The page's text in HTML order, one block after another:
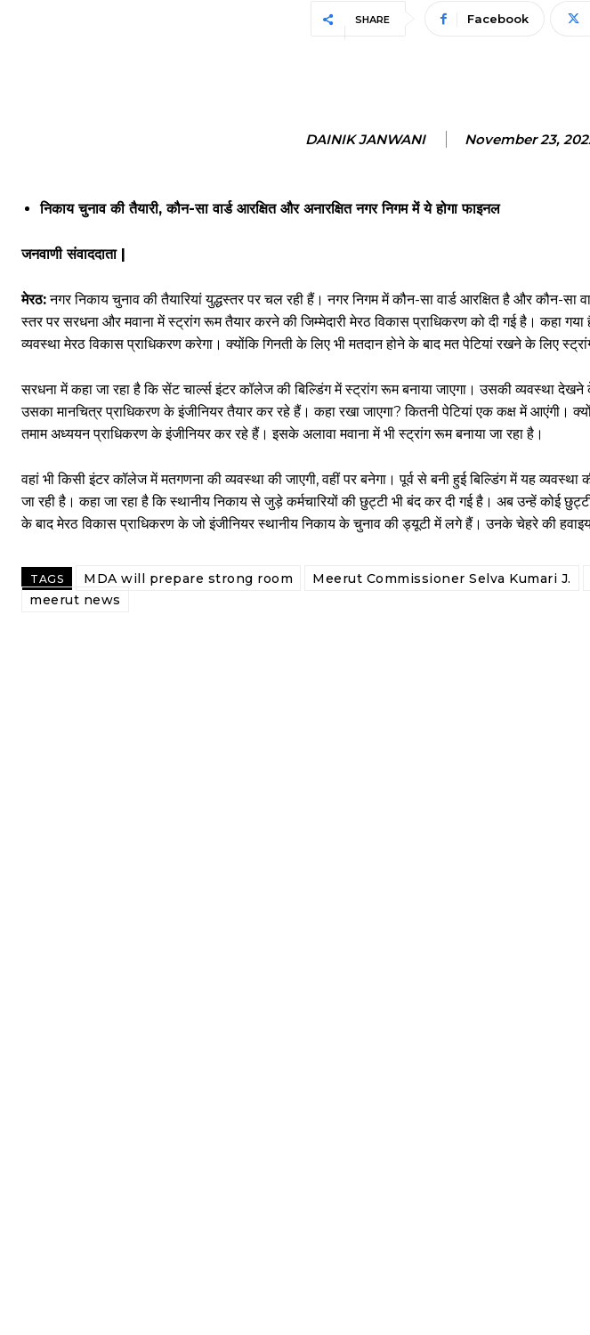
SHARE Facebook
DAINIK JANWANI November 23,
निकाय चुनाव की तैयारी, कौन-सा वार्ड आरक्षित और अनारक्षित नगर निगम में ये होगा फाइनल
जनवाणी संवाददाता |
मेरठ:नगर निकाय चुनाव की तैयारियां युद्धस्तर पर चल रही हैं। नगर निगम में कौन-सा वार्ड आरक्षित है और कौन-सा
स्तर पर सरधना और मवाना में स्ट्रांग रूम तैयार करने की जिम्मेदारी मेरठ विकास प्राधिकरण को दी गई है। कहा गया
व्यवस्था मेरठ विकास प्राधिकरण करेगा। क्योंकि गिनती के लिए भी मतदान होने के बाद मत पेटियां रखने के लिए
सरधना में कहा जा रहा है कि सेंट चार्ल्स इंटर कॉलेज की बिल्डिंग में स्ट्रांग रूम बनाया जाएगा। उसकी व्यवस्था
उसका मानचित्र प्राधिकरण के इंजीनियर तैयार कर रहे हैं। कहा रखा जाएगा? कितनी पेटियां एक कक्ष में आएंगी।
तमाम अध्ययन प्राधिकरण के इंजीनियर कर रहे हैं। इसके अलावा मवाना में भी स्ट्रांग रूम बनाया जा रहा है।
वहां भी किसी इंटर कॉलेज में मतगणना की व्यवस्था की जाएगी, वहीं पर बनेगा। पूर्व से बनी हुई बिल्डिंग में यह व्यवस्था
जा रही है। कहा जा रहा है कि स्थानीय निकाय से जुड़े कर्मचारियों की छुट्टी भी बंद कर दी गई है। अब उन्हें कोई
के बाद मेरठ विकास प्राधिकरण के जो इंजीनियर स्थानीय निकाय के चुनाव की ड्यूटी में लगे हैं। उनके चेहरे की
TAGS MDA will prepare strong room Meerut Commissioner Selva Kumari J.
meerut news